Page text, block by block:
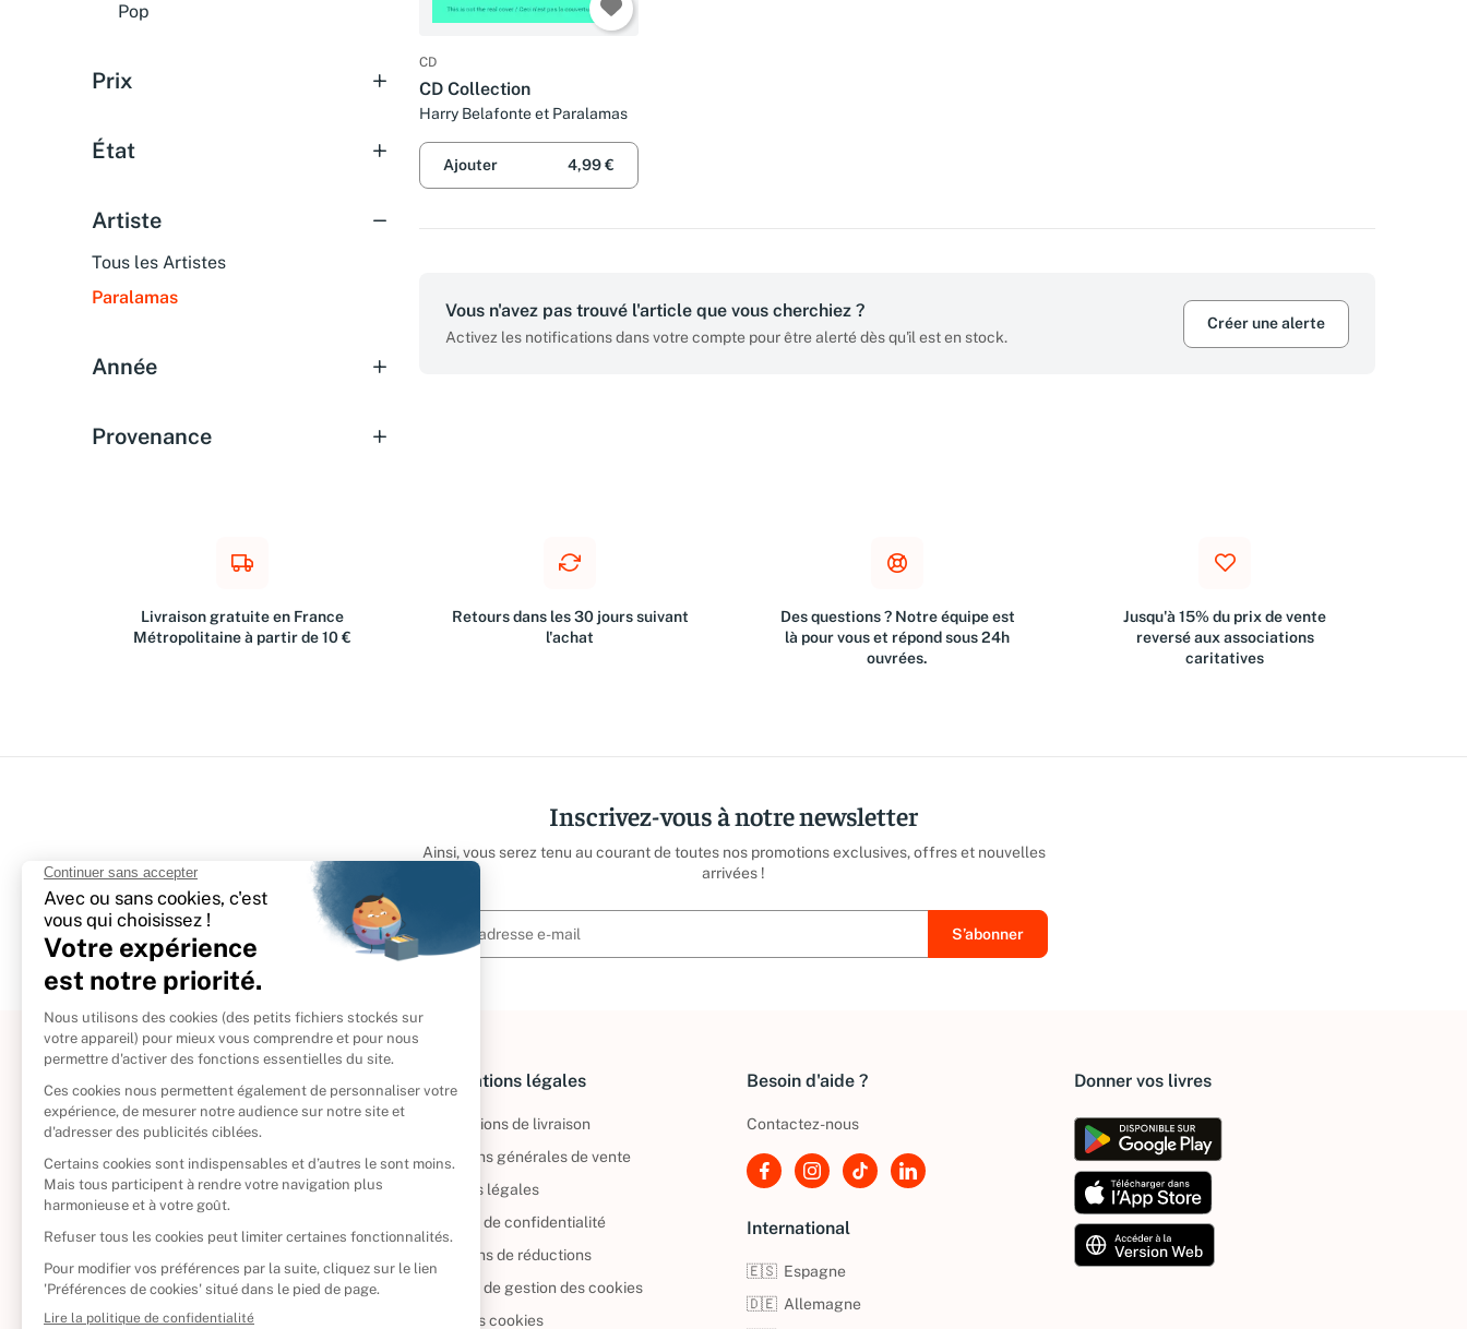
Pop
Prix
État
Artiste
Tous les Artistes
Paralamas
Année
Provenance
CD
CD Collection
Harry Belafonte et Paralamas
Ajouter 4,99 €
Vous n'avez pas trouvé l'article que vous cherchiez ?
Activez les notifications dans votre compte pour être alerté dès qu'il est en stock.
Créer une alerte
Livraison gratuite en France
Métropolitaine à partir de 10 €
Retours dans les 30 jours suivant
l'achat
Des questions ? Notre équipe est
là pour vous et répond sous 24h
ouvrées.
Jusqu'à 15% du prix de vente
reversé aux associations
caritatives
Inscrivez-vous à notre newsletter
Ainsi, vous serez tenu au courant de toutes nos promotions exclusives, offres et nouvelles
arrivées !
À propos
Politique de retour
Reprendre vos livres
Qui sommes-nous ?
CD d'occasion
DVD d'occasion
Informations légales
Informations de livraison
Conditions générales de vente
Mentions légales
Politique de confidentialité
Conditions de réductions
Politique de gestion des cookies
Gérer vos cookies
Besoin d'aide ?
Contactez-nous
International
🇪🇸 Espagne
🇩🇪 Allemagne
Donner vos livres